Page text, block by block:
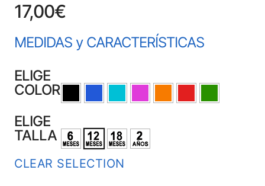
17,00€
MEDIDAS y CARACTERÍSTICAS
ELIGE
COLOR
ELIGE
TALLA
CLEAR SELECTION